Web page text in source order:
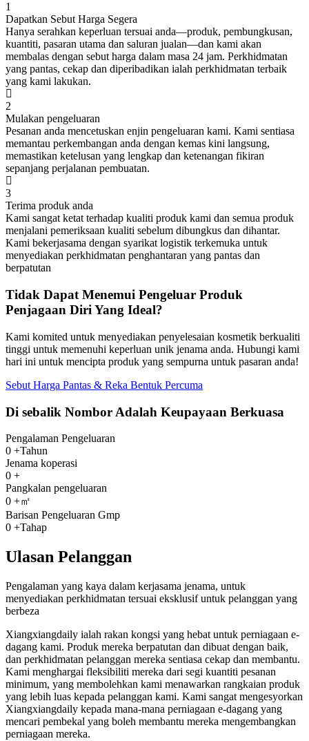
1
Dapatkan Sebut Harga Segera
Hanya serahkan keperluan tersuai anda—produk, pembungkusan,
kuantiti, pasaran utama dan saluran jualan—dan kami akan
membalas dengan sebut harga dalam masa 24 jam. Perkhidmatan
yang pantas, cekap dan diperibadikan ialah perkhidmatan terbaik
yang kami lakukan.
2
Mulakan pengeluaran
Pesanan anda mencetuskan enjin pengeluaran kami. Kami sentiasa
memantau perkembangan anda dengan kemas kini langsung,
memastikan ketelusan yang lengkap dan ketenangan fikiran
sepanjang perjalanan pembuatan.
3
Terima produk anda
Kami sangat ketat terhadap kualiti produk kami dan semua produk
menjalani pemeriksaan kualiti sebelum dibungkus dan dihantar.
Kami bekerjasama dengan syarikat logistik terkemuka untuk
menyediakan perkhidmatan penghantaran yang pantas dan
berpatutan
Tidak Dapat Menemui Pengeluar Produk
Penjagaan Diri Yang Ideal?
Kami komited untuk menyediakan penyelesaian kosmetik berkualiti
tinggi untuk memenuhi keperluan unik jenama anda. Hubungi kami
hari ini untuk mencipta produk yang sempurna untuk pasaran anda!
Sebut Harga Pantas & Reka Bentuk Percuma
Di sebalik Nombor Adalah Keupayaan Berkuasa
Pengalaman Pengeluaran
0 +Tahun
Jenama koperasi
0 +
Pangkalan pengeluaran
0 +㎡
Barisan Pengeluaran Gmp
0 +Tahap
Ulasan Pelanggan
Pengalaman yang kaya dalam kerjasama jenama, untuk
menyediakan perkhidmatan tersuai eksklusif untuk pelanggan yang
berbeza
Xiangxiangdaily ialah rakan kongsi yang hebat untuk perniagaan e-
dagang kami. Produk mereka berpatutan dan dibuat dengan baik,
dan perkhidmatan pelanggan mereka sentiasa cekap dan membantu.
Kami menghargai fleksibiliti mereka dari segi kuantiti pesanan
minimum, yang membolehkan kami menawarkan rangkaian produk
yang lebih luas kepada pelanggan kami. Kami sangat mengesyorkan
Xiangxiangdaily kepada mana-mana perniagaan e-dagang yang
mencari pembekal yang boleh membantu mereka mengembangkan
perniagaan mereka.